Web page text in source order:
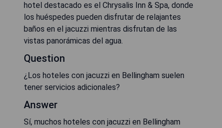
hotel destacado es el Chrysalis Inn & Spa, donde
los huéspedes pueden disfrutar de relajantes
baños en el jacuzzi mientras disfrutan de las
vistas panorámicas del agua.
Question
¿Los hoteles con jacuzzi en Bellingham suelen
tener servicios adicionales?
Answer
Sí, muchos hoteles con jacuzzi en Bellingham